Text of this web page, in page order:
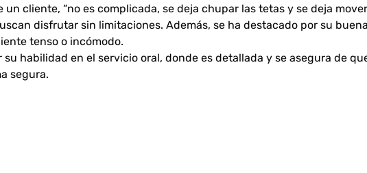
un cliente, “no es complicada, se deja chupar las tetas y se deja
disfrutar sin limitaciones. Además, se ha destacado por su
tenso o incómodo.
habilidad en el servicio oral, donde es detallada y se asegura de
segura.